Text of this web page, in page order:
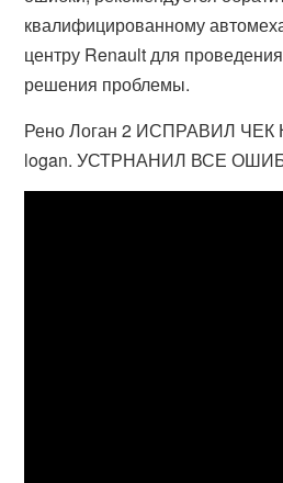
квалифицированному
центру Renault для
решения проблемы.
Рено Логан 2 ИСПРАВИЛ ЧЕК
logan. УСТРНАНИЛ ВСЕ